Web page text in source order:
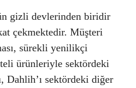
gizli devlerinden biridir
çekmektedir. Müşteri
sürekli yenilikçi
ürünleriyle sektördeki
Dahlih’ı sektördeki diğer